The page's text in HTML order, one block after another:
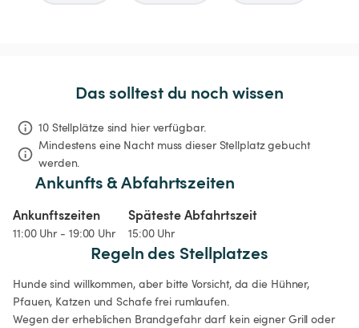
Das solltest du noch wissen
10 Stellplätze sind hier verfügbar.
Mindestens eine Nacht muss dieser Stellplatz gebucht
werden.
Ankunfts & Abfahrtszeiten
Ankunftszeiten
11:00 Uhr - 19:00 Uhr
Späteste Abfahrtszeit
15:00 Uhr
Regeln des Stellplatzes
Hunde sind willkommen, aber bitte Vorsicht, da die Hühner,
Pfauen, Katzen und Schafe frei rumlaufen.
Wegen der erheblichen Brandgefahr darf kein eigner Grill oder